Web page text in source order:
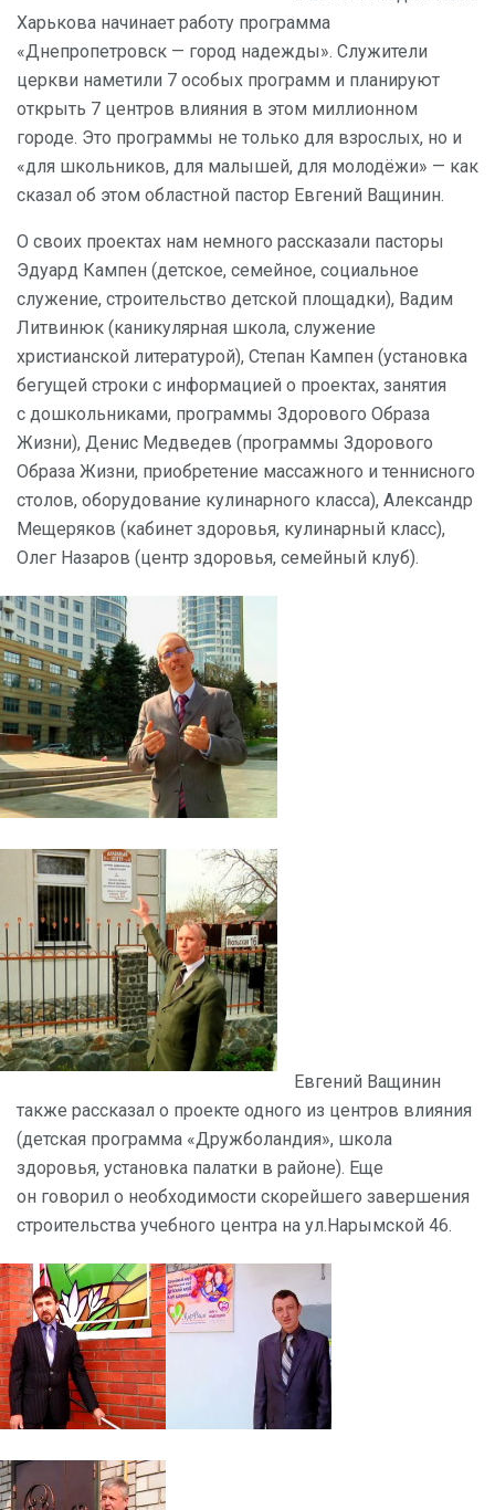
Харькова начинает работу программа
«Днепропетровск — город надежды». Служители
церкви наметили 7 особых программ и планируют
открыть 7 центров влияния в этом миллионном
городе. Это программы не только для взрослых, но и
«для школьников, для малышей, для молодёжи» — как
сказал об этом областной пастор Евгений Ващинин.
О своих проектах нам немного рассказали пасторы
Эдуард Кампен (детское, семейное, социальное
служение, строительство детской площадки), Вадим
Литвинюк (каникулярная школа, служение
христианской литературой), Степан Кампен (установка
бегущей строки с информацией о проектах, занятия
с дошкольниками, программы Здорового Образа
Жизни), Денис Медведев (программы Здорового
Образа Жизни, приобретение массажного и теннисного
столов, оборудование кулинарного класса), Александр
Мещеряков (кабинет здоровья, кулинарный класс),
Олег Назаров (центр здоровья, семейный клуб).
Евгений Ващинин
также рассказал о проекте одного из центров влияния
(детская программа «Дружболандия», школа
здоровья, установка палатки в районе). Еще
он говорил о необходимости скорейшего завершения
строительства учебного центра на ул.Нарымской 46.